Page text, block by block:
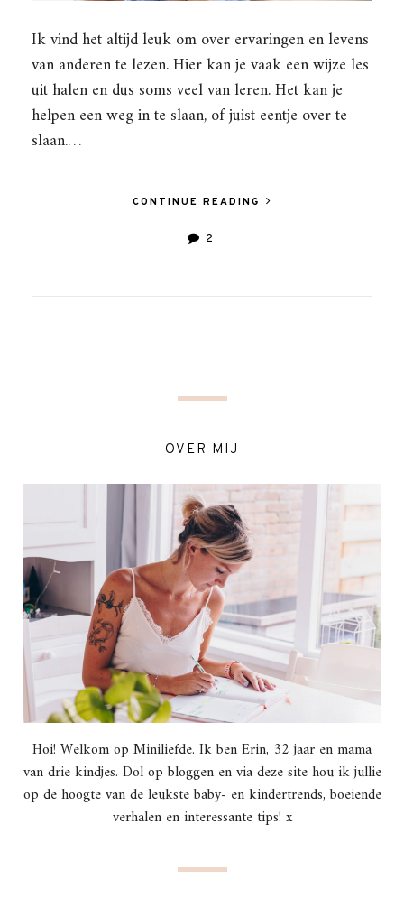
Ik vind het altijd leuk om over ervaringen en levens
van anderen te lezen. Hier kan je vaak een wijze les
uit halen en dus soms veel van leren. Het kan je
helpen een weg in te slaan, of juist eentje over te
slaan.…
CONTINUE READING
2
OVER MIJ
Hoi! Welkom op Miniliefde. Ik ben Erin, 32 jaar en mama
van drie kindjes. Dol op bloggen en via deze site hou ik jullie
op de hoogte van de leukste baby- en kindertrends, boeiende
verhalen en interessante tips! x